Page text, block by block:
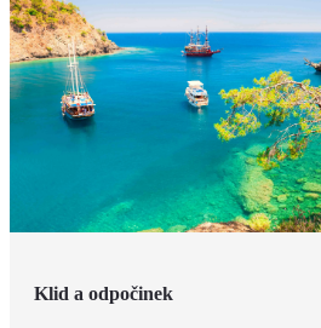
Klid a odpočinek